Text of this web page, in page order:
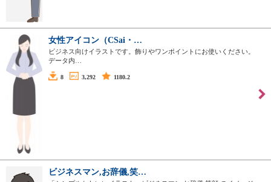
女性アイコン（CSai・…
ビジネス向けイラストです。飾りやワンポイントにお使いください。
データ内…
8 3,292 1180.2
ビジネスマン,お辞儀,笑…